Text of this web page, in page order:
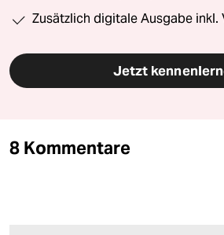
Zusätzlich digitale Ausgabe inkl.
Jetzt
8 Kommentare